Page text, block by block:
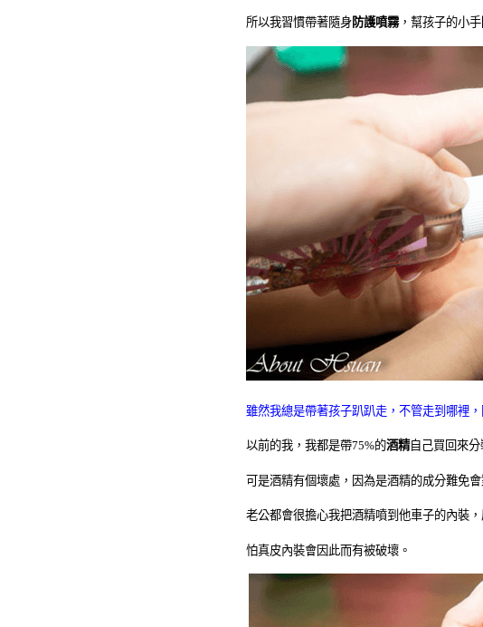
所以我習慣帶著隨身防護噴霧，幫孩子的小手
雖然我總是帶著孩子趴趴走，不管走到哪裡
以前的我，我都是帶75%的酒精自己買回來
可是酒精有個壞處，因為是酒精的成分難免
老公都會很擔心我把酒精噴到他車子的內裝
怕真皮內裝會因此而有被破壞。